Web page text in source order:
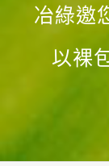
冶綠邀
以裸